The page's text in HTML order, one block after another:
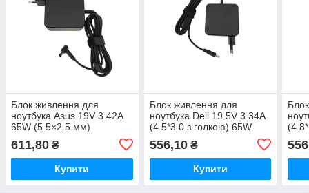
Блок живлення для
ноутбука Asus 19V 3.42A
65W (5.5×2.5 мм)
611,80 ₴
Купити
Блок живлення для
ноутбука Dell 19.5V 3.34A
(4.5*3.0 з голкою) 65W
556,10₴
Купити